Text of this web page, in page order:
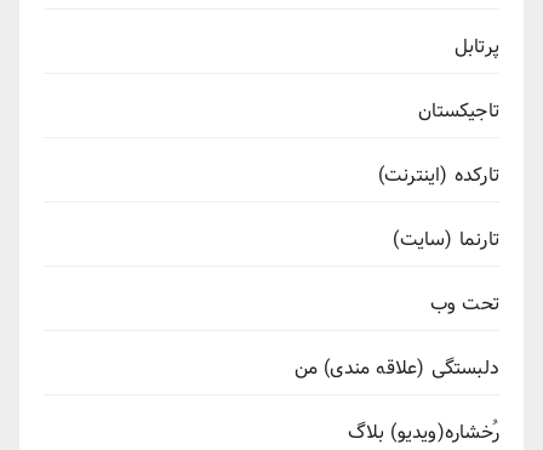
پرتابل
تاجیکستان
تارکده (اینترنت)
تارنما (سایت)
تحت وب
دلبستگی (علاقه مندی) من
رُخشاره(ویدیو) بلاگ